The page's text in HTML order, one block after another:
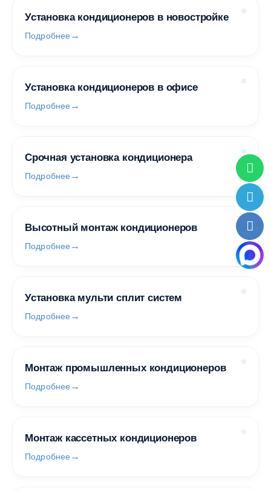
Установка кондиционеров в новостройке
Подробнее
Установка кондиционеров в офисе
Подробнее
Срочная установка кондиционера
Подробнее
Высотный монтаж кондиционеров
Подробнее
Установка мульти сплит систем
Подробнее
Монтаж промышленных кондиционеров
Подробнее
Монтаж кассетных кондиционеров
Подробнее